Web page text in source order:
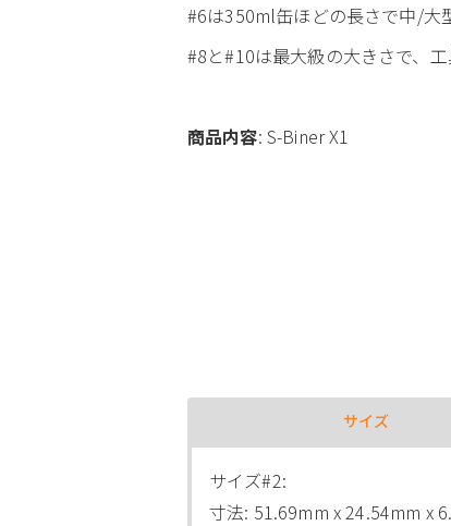
#6は350ml缶ほどの長さで中/大
#8と#10は最大級の大きさで、
商品内容: S-Biner X1
サイズ
サイズ#2:
寸法: 51.69mm x 24.54mm x